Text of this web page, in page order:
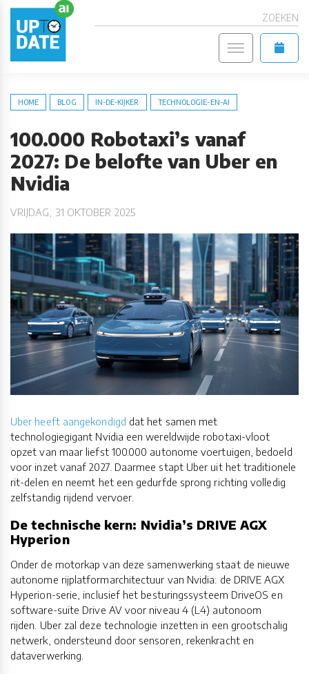
ZOEKEN
HOME BLOG IN-DE-KIJKER TECHNOLOGIE-EN-AI
100.000 Robotaxi’s vanaf
2027: De belofte van Uber en
Nvidia
VRIJDAG, 31 OKTOBER 2025
Uber heeft aangekondigd dat het samen met
technologiegigant Nvidia een wereldwijde robotaxi-vloot
opzet van maar liefst 100.000 autonome voertuigen, bedoeld
voor inzet vanaf 2027. Daarmee stapt Uber uit het traditionele
rit-delen en neemt het een gedurfde sprong richting volledig
zelfstandig rijdend vervoer.
De technische kern: Nvidia’s DRIVE AGX
Hyperion
Onder de motorkap van deze samenwerking staat de nieuwe
autonome rijplatformarchitectuur van Nvidia: de DRIVE AGX
Hyperion-serie, inclusief het besturingssysteem DriveOS en
software-suite Drive AV voor niveau 4 (L4) autonoom
rijden. Uber zal deze technologie inzetten in een grootschalig
netwerk, ondersteund door sensoren, rekenkracht en
dataverwerking.